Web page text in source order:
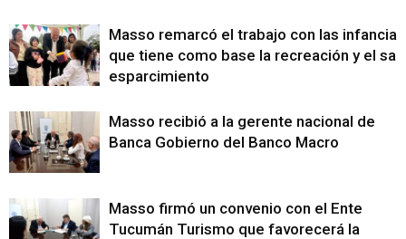
Masso remarcó el trabajo con las infancias
que tiene como base la recreación y el
esparcimiento
Masso recibió a la gerente nacional de
Banca Gobierno del Banco Macro
Masso firmó un convenio con el Ente
Tucumán Turismo que favorecerá la